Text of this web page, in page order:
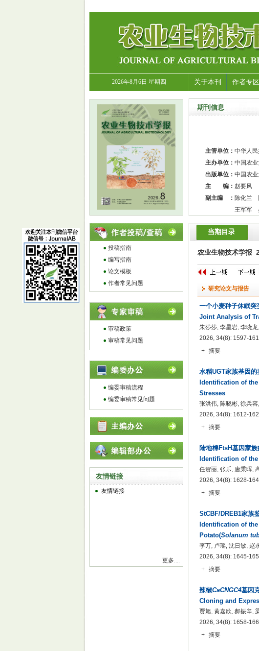
2026年8月6日 星期四 关于本刊 作者专区
期刊信息
主管单位： 中华人
主办单位： 中国农
出版单位： 中国农
主 编： 赵要风
副主编 ： 陈化
王军军 吴
投稿指南
编写指南
论文模板
作者常见问题
审稿政策
审稿常见问题
编委审稿流程
编委审稿常见问题
友情链接
友情链接
更多....
当期目录
农业生物技术学报
研究论文与报告
一个小麦种子休眠突
Joint Analysis of
朱莎莎, 李星岩, 李晓
2026, 34(8): 1597-
+
摘要
水稻UGT家族基因的
Identification of the
Stresses
张洪伟, 陈晓彬, 徐兵
2026, 34(8): 1612-
+
摘要
陆地棉FtsH基因家
Identification of
任贺丽, 张乐, 唐秉晖,
2026, 34(8): 1628-
+
摘要
StCBF/DREB1家族
Identification of
Potato(Solanum
李万, 卢瑶, 沈日敏, 赵
2026, 34(8): 1645-
+
摘要
辣椒CaCNGC4基因
Cloning and
贾旭, 黄嘉欣, 郝振辛,
2026, 34(8): 1658-
+
摘要